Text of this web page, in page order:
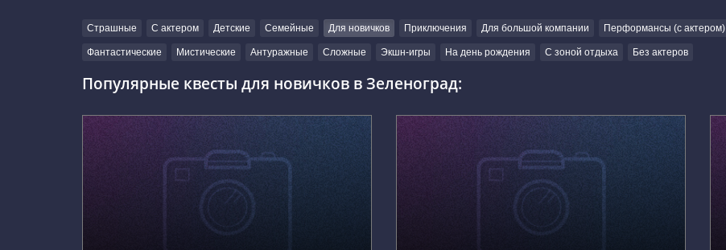
Страшные С актером Детские Семейные Для новичков Приключения Для большой компании Перформансы (с актером)
Фантастические Мистические Антуражные Сложные Экшн-игры На день рождения С зоной отдыха Без актеров
Популярные квесты для новичков в Зеленоград:
г. Зеленоград, Панфиловский проспект, 6А
г. посёлок городского типа Андреевка, 42В/1